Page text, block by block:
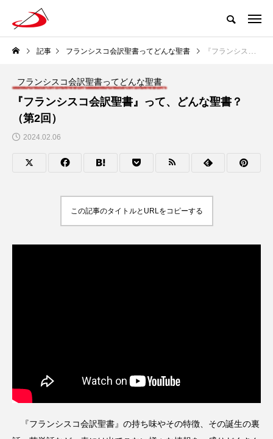
記事 フランシスコ会訳聖書ってどんな聖書 『フランシスコ会訳聖書』って、どんな聖書？（第2回）
フランシスコ会訳聖書ってどんな聖書
『フランシスコ会訳聖書』って、どんな聖書？
（第2回）
2024.02.06
この記事のタイトルとURLをコピーする
『フランシスコ会訳聖書』の持ち味やその特徴、その誕生の裏